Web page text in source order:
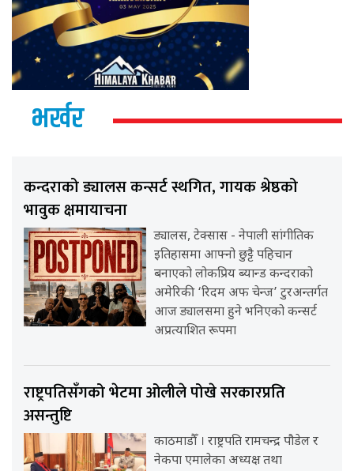
भर्खर
कन्दराको ड्यालस कन्सर्ट स्थगित, गायक श्रेष्ठको
भावुक क्षमायाचना
ड्यालस, टेक्सास - नेपाली सांगीतिक
इतिहासमा आफ्नो छुट्टै पहिचान
बनाएको लोकप्रिय ब्यान्ड कन्दराको
अमेरिकी ‘रिदम अफ चेन्ज’ टुरअन्तर्गत
आज ड्यालसमा हुने भनिएको कन्सर्ट
अप्रत्याशित रूपमा
राष्ट्रपतिसँगको भेटमा ओलीले पोखे सरकारप्रति
असन्तुष्टि
काठमाडौँ । राष्ट्रपति रामचन्द्र पौडेल र
नेकपा एमालेका अध्यक्ष तथा